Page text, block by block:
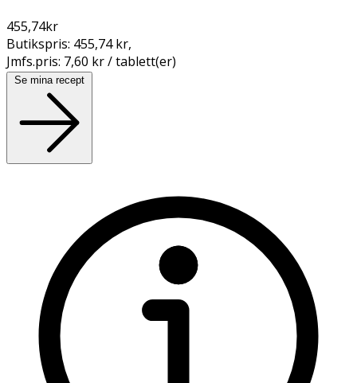
455,74kr
Butikspris: 455,74 kr,
Jmfs.pris: 7,60 kr / tablett(er)
Se mina recept